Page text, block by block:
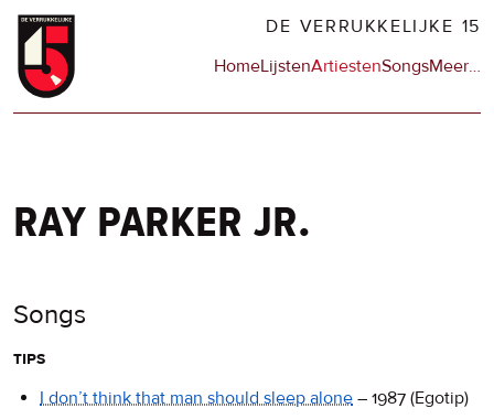
Overslaan
naar
DE VERRUKKELIJKE 15
Hoofdnavigatie
HomeLijstenArtiestenSongsMeerop
…
ray parker jr.
Songs
tips
I don’t think that man should sleep alone – 1987 (Egotip)